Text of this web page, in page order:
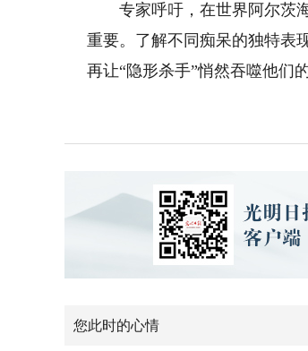
专家呼吁，在世界阿尔茨海
重要。了解不同痴呆的独特表
再让“隐形杀手”悄然吞噬他们
您此时的心情